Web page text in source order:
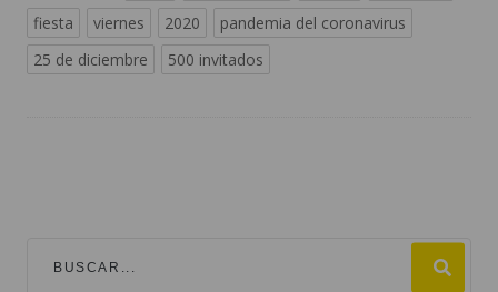
fiesta
viernes 2020
pandemia del coronavirus
25 de diciembre
500 invitados